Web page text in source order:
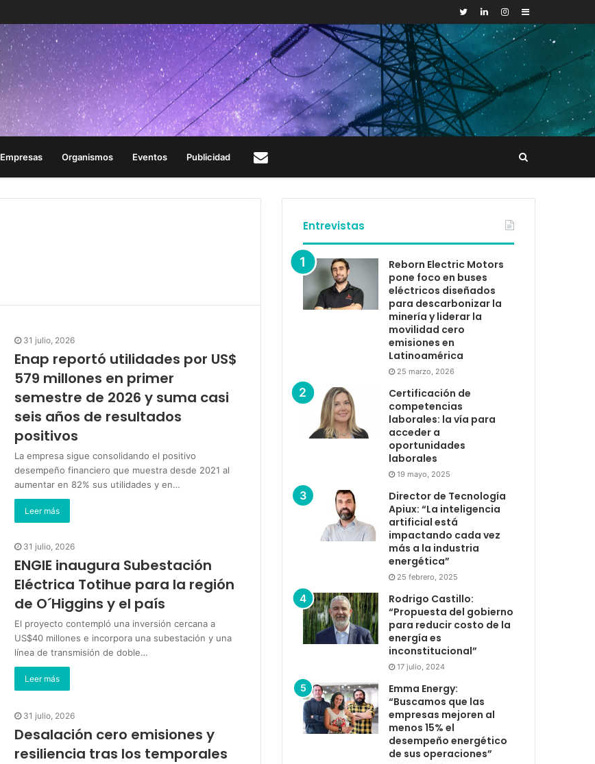
Sidebar
Empresas Organismos Eventos Publicidad
31 julio, 2026
Enap reportó utilidades por US$
579 millones en primer
semestre de 2026 y suma casi
seis años de resultados
positivos
La empresa sigue consolidando el positivo
desempeño financiero que muestra desde 2021 al
aumentar en 82% sus utilidades y en…
Leer más
31 julio, 2026
ENGIE inaugura Subestación
Eléctrica Totihue para la región
de O´Higgins y el país
El proyecto contempló una inversión cercana a
US$40 millones e incorpora una subestación y una
línea de transmisión de doble…
Leer más
31 julio, 2026
Desalación cero emisiones y
resiliencia tras los temporales
Entrevistas
Reborn Electric Motors
pone foco en buses
eléctricos diseñados
para descarbonizar la
minería y liderar la
movilidad cero
emisiones en
Latinoamérica
25 marzo, 2026
Certificación de
competencias
laborales: la vía para
acceder a
oportunidades
laborales
19 mayo, 2025
Director de Tecnología
Apiux: “La inteligencia
artificial está
impactando cada vez
más a la industria
energética”
25 febrero, 2025
Rodrigo Castillo:
“Propuesta del gobierno
para reducir costo de la
energía es
inconstitucional”
17 julio, 2024
Emma Energy:
“Buscamos que las
empresas mejoren al
menos 15% el
desempeño energético
de sus operaciones”